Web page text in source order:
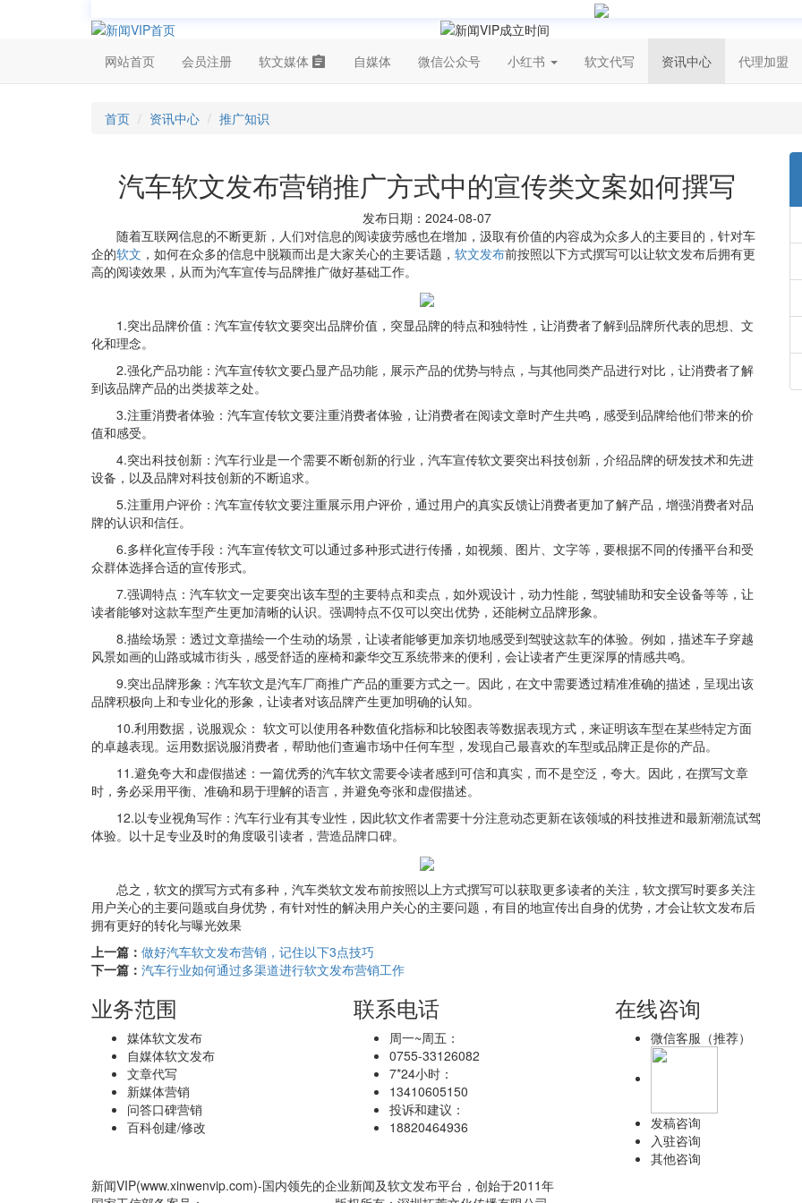
网站首页 会员注册 软文媒体 自媒体 微信公众号 小红书 软文代写 资讯中心 代理加盟
首页 资讯中心 推广知识
汽车软文发布营销推广方式中的宣传类文案如何撰写
发布日期：2024-08-07
随着互联网信息的不断更新，人们对信息的阅读疲劳感也在增加，汲取有价值的内容成为众多人的主要目的，针对车
企的软文 ，如何在众多的信息中脱颖而出是大家关心的主要话题， 软文发布前按照以下方式撰写可以让软文发布后拥有更
高的阅读效果，从而为汽车宣传与品牌推广做好基础工作。
1.突出品牌价值：汽车宣传软文要突出品牌价值，突显品牌的特点和独特性，让消费者了解到品牌所代表的思想、文
化和理念。
2.强化产品功能：汽车宣传软文要凸显产品功能，展示产品的优势与特点，与其他同类产品进行对比，让消费者了解
到该品牌产品的出类拔萃之处。
3.注重消费者体验：汽车宣传软文要注重消费者体验，让消费者在阅读文章时产生共鸣，感受到品牌给他们带来的价
值和感受。
4.突出科技创新：汽车行业是一个需要不断创新的行业，汽车宣传软文要突出科技创新，介绍品牌的研发技术和先进
设备，以及品牌对科技创新的不断追求。
5.注重用户评价：汽车宣传软文要注重展示用户评价，通过用户的真实反馈让消费者更加了解产品，增强消费者对品
牌的认识和信任。
6.多样化宣传手段：汽车宣传软文可以通过多种形式进行传播，如视频、图片、文字等，要根据不同的传播平台和受
众群体选择合适的宣传形式。
7.强调特点：汽车软文一定要突出该车型的主要特点和卖点，如外观设计，动力性能，驾驶辅助和安全设备等等，让
读者能够对这款车型产生更加清晰的认识。强调特点不仅可以突出优势，还能树立品牌形象。
8.描绘场景：透过文章描绘一个生动的场景，让读者能够更加亲切地感受到驾驶这款车的体验。例如，描述车子穿越
风景如画的山路或城市街头，感受舒适的座椅和豪华交互系统带来的便利，会让读者产生更深厚的情感共鸣。
9.突出品牌形象：汽车软文是汽车厂商推广产品的重要方式之一。因此，在文中需要透过精准准确的描述，呈现出该
品牌积极向上和专业化的形象，让读者对该品牌产生更加明确的认知。
10.利用数据，说服观众： 软文可以使用各种数值化指标和比较图表等数据表现方式，来证明该车型在某些特定方面
的卓越表现。运用数据说服消费者，帮助他们查遍市场中任何车型，发现自己最喜欢的车型或品牌正是你的产品。
11.避免夸大和虚假描述：一篇优秀的汽车软文需要令读者感到可信和真实，而不是空泛，夸大。因此，在撰写文章
时，务必采用平衡、准确和易于理解的语言，并避免夸张和虚假描述。
12.以专业视角写作：汽车行业有其专业性，因此软文作者需要十分注意动态更新在该领域的科技推进和最新潮流试驾
体验。以十足专业及时的角度吸引读者，营造品牌口碑。
总之，软文的撰写方式有多种，汽车类软文发布前按照以上方式撰写可以获取更多读者的关注，软文撰写时要多关注
用户关心的主要问题或自身优势，有针对性的解决用户关心的主要问题，有目的地宣传出自身的优势，才会让软文发布后
拥有更好的转化与曝光效果
上一篇： 做好汽车软文发布营销，记住以下3点技巧
下一篇： 汽车行业如何通过多渠道进行软文发布营销工作
业务范围
媒体软文发布
自媒体软文发布
文章代写
新媒体营销
问答口碑营销
百科创建/修改
联系电话
周一~周五：
0755-33126082
7*24小时：
13410605150
投诉和建议：
18820464936
在线咨询
微信客服（推荐）
发稿咨询
入驻咨询
其他咨询
新闻VIP(www.xinwenvip.com)-国内领先的企业新闻及软文发布平台，创始于2011年